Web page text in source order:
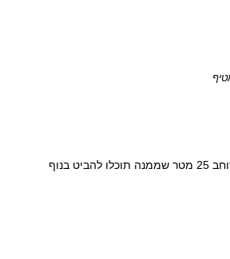
הוא הסמל הטבעי של העיר. זו רמפה טבעית ברוחב 25 מטר שממנה תוכלו להביט בנוף